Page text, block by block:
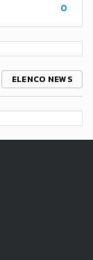
0
ELENCO NEWS